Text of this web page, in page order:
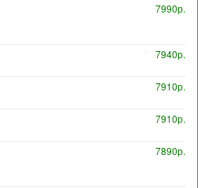
7990р.
7940р.
7910р.
7910р.
7890р.